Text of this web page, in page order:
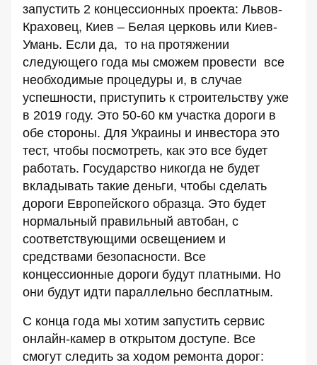
запустить 2 концессионных проекта: Львов-
Краховец, Киев – Белая церковь или Киев-
Умань. Если да, то на протяжении
следующего года мы сможем провести все
необходимые процедуры и, в случае
успешности, приступить к строительству уже
в 2019 году. Это 50-60 км участка дороги в
обе стороны. Для Украины и инвестора это
тест, чтобы посмотреть, как это все будет
работать. Государство никогда не будет
вкладывать такие деньги, чтобы сделать
дороги Европейского образца. Это будет
нормальный правильный автобан, с
соответствующими освещением и
средствами безопасности. Все
концессионные дороги будут платными. Но
они будут идти параллельно бесплатным.
С конца года мы хотим запустить сервис
онлайн-камер в открытом доступе. Все
смогут следить за ходом ремонта дорог: